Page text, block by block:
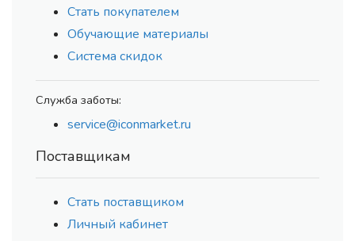
Стать покупателем
Обучающие материалы
Система скидок
Служба заботы:
service@iconmarket.ru
Поставщикам
Стать поставщиком
Личный кабинет